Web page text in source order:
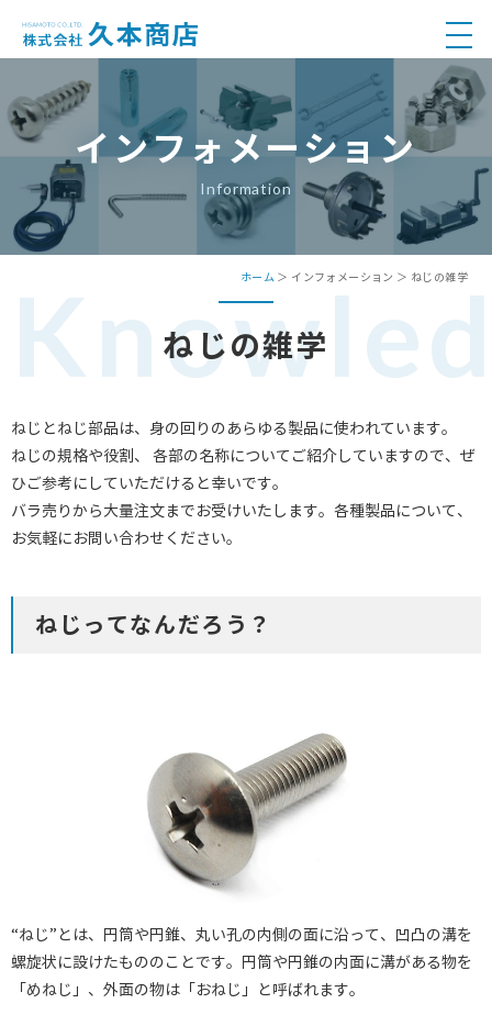
インフォメーション
Information
ホーム ＞ インフォメーション ＞ ねじの雑学
ねじの雑学
ねじとねじ部品は、身の回りのあらゆる製品に使われています。
ねじの規格や役割、 各部の名称についてご紹介していますので、ぜ
ひご参考にしていただけると幸いです。
バラ売りから大量注文までお受けいたします。各種製品について、
お気軽にお問い合わせください。
ねじってなんだろう？
“ねじ”とは、円筒や円錐、丸い孔の内側の面に沿って、凹凸の溝を
螺旋状に設けたもののことです。円筒や円錐の内面に溝がある物を
「めねじ」、外面の物は「おねじ」と呼ばれます。